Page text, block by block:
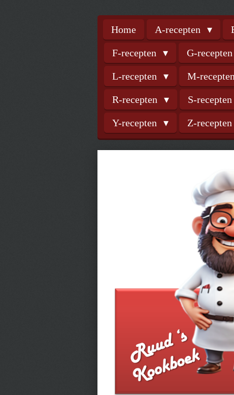
Home A-recepten
F-recepten G-recepten
L-recepten M-recepten
R-recepten S-recepten
Y-recepten Z-recepten